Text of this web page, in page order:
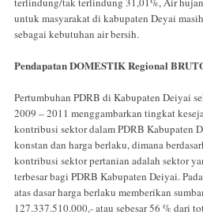
untuk masyarakat di kabupaten Deyai
sebagai kebutuhan air bersih.
Pendapatan DOMESTIK Regional
Pertumbuhan PDRB di Kabupaten Deiyai
2009 – 2011 menggambarkan tingkat
kontribusi sektor dalam PDRB Kabupaten
konstan dan harga berlaku, dimana
kontribusi sektor pertanian adalah sektor
terbesar bagi PDRB Kabupaten Deiyai.
atas dasar harga berlaku memberikan
127.337.510.000,- atau sebesar 56 % dari